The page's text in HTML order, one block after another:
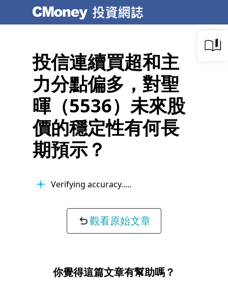
投信連續買超和主
力分點偏多，對聖
暉（5536）未來股
價的穩定性有何長
期預示？
Verifying accuracy...
觀看原始文章
你覺得這篇文章有幫助嗎？